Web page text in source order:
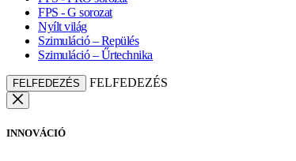
FPS - G sorozat
Nyílt világ
Szimuláció – Repülés
Szimuláció – Űrtechnika
FELFEDEZÉS FELFEDEZÉS
INNOVÁCIÓ